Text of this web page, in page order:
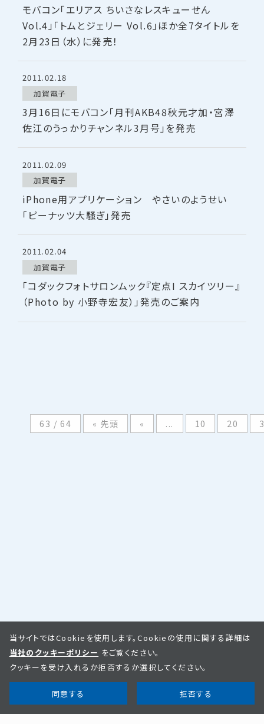
モバコン「エリアス ちいさなレスキューせん
Vol.4」「トムとジェリー Vol.6」ほか全7タイトルを
2月23日（水）に発売！
2011.02.18
加賀電子
3月16日にモバコン「月刊AKB48秋元才加・宮澤
佐江のうっかりチャンネル3月号」を発売
2011.02.09
加賀電子
iPhone用アプリケーション やさいのようせい
「ピーナッツ大騒ぎ」発売
2011.02.04
加賀電子
「コダックフォトサロンムック『定点I スカイツリー』
（Photo by 小野寺宏友）」発売のご案内
63 / 64 « 先頭 « ... 10 20
当サイトではCookieを使用します。Cookieの使用に関する詳細は
当社のクッキーポリシー をご覧ください。
クッキーを受け入れるか拒否するか選択してください。
同意する 拒否する